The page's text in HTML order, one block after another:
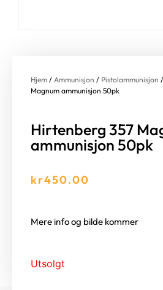
Hjem / Ammunisjon / Pistolammunisjon /
Magnum ammunisjon 50pk
Hirtenberg 357
ammunisjon 50pk
kr450.00
Mere info og bilde kommer
Utsolgt